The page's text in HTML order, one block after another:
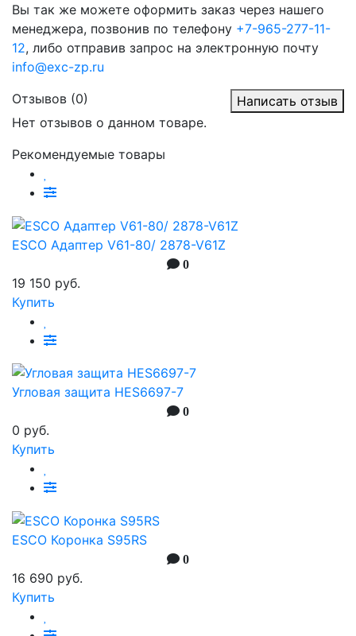
Вы так же можете оформить заказ через нашего
менеджера, позвонив по телефону +7-965-277-11-
12, либо отправив запрос на электронную почту
info@exc-zp.ru
Отзывов (0)
Написать отзыв
Нет отзывов о данном товаре.
Рекомендуемые товары
ESCO Адаптер V61-80/ 2878-V61Z
0
19 150 руб.
Купить
Угловая защита HES6697-7
0
0 руб.
Купить
ESCO Коронка S95RS
0
16 690 руб.
Купить